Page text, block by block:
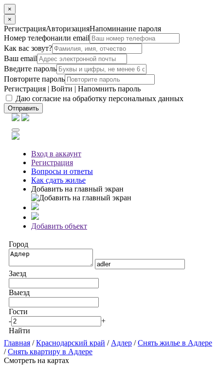
×
×
РегистрацияАвторизацияНапоминание пароля
Номер телефонаили email
Как вас зовут?
Ваш email
Введите пароль
Повторите пароль
Регистрация | Войти | Напомнить пароль
Даю согласие на обработку персональных данных
Отправить
Вход в аккаунт
Регистрация
Вопросы и ответы
Как сдать жилье
Добавить на главный экран
Добавить объект
Город
Заезд
Выезд
Гости
-
+
Найти
Главная /Краснодарский край / Адлер /Снять жилье в Адлере
/Снять квартиру в Адлере
Смотреть на картах